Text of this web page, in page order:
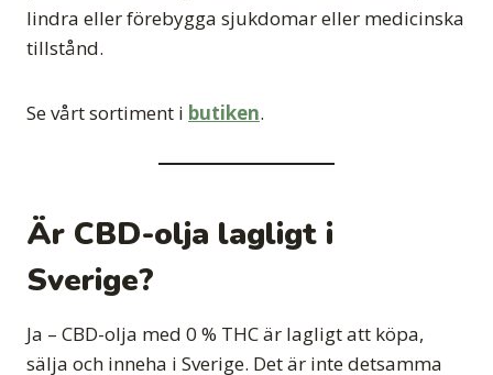
lindra eller förebygga sjukdomar eller medicinska
tillstånd.
Se vårt sortiment i butiken.
Är CBD-olja lagligt i
Sverige?
Ja – CBD-olja med 0 % THC är lagligt att köpa,
sälja och inneha i Sverige. Det är inte detsamma